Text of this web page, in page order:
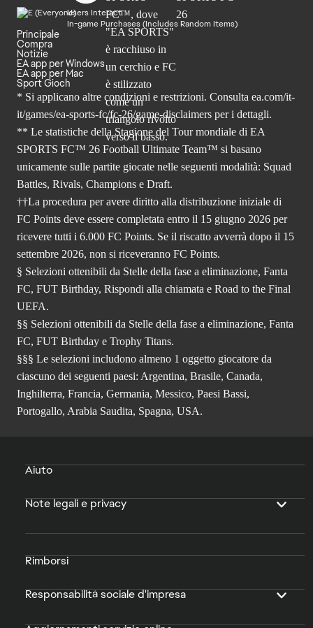
Users Interact
In-game Purchases (Includes Random Items)
Principale
Compra
Notizie
EA app per Windows
EA app per Mac
Sport Gioch
* Si applicano altre condizioni e restrizioni. Consulta ea.com/it-
it/games/ea-sports-fc/fc-26/game-disclaimers per i dettagli.
** Le statistiche della Stagione del Tour mondiale di EA
SPORTS FC™ 26 Football Ultimate Team™ si basano
unicamente sulle partite giocate nelle seguenti modalità: Squad
Battles, Rivals, Champions e Draft.
††La procedura per avere diritto alla distribuzione iniziale di
FC Points deve essere completata entro il 15 giugno 2026 per
ricevere tutti i 6.000 FC Points. Se il riscatto avverrà dopo il 15
settembre 2026, non si riceveranno FC Points.
§ Selezioni ottenibili da Stelle della fase a eliminazione, Fanta
FC, FUT Birthday, Rispondi alla chiamata e Road to the Final
UEFA.
§§ Selezioni ottenibili da Stelle della fase a eliminazione, Fanta
FC, FUT Birthday e Trophy Titans.
§§§ Le selezioni includono almeno 1 oggetto giocatore da
ciascuno dei seguenti paesi: Argentina, Brasile, Canada,
Inghilterra, Francia, Germania, Messico, Paesi Bassi,
Portogallo, Arabia Saudita, Spagna, USA.
Aiuto
Note legali e privacy
Rimborsi
Responsabilità sociale d'impresa